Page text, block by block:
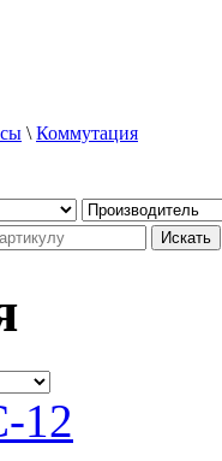
\ Коммутация
12